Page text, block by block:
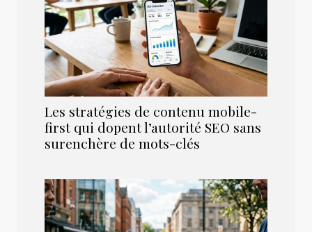
Les stratégies de contenu mobile-
first qui dopent l’autorité SEO sans
surenchère de mots-clés